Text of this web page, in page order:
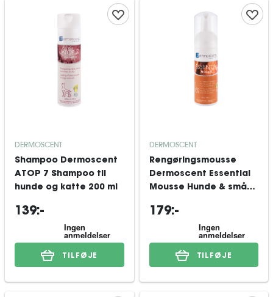
DERMOSCENT
Shampoo Dermoscent
ATOP 7 Shampoo til
hunde og katte 200 ml
139:-
TILFØJE
DERMOSCENT
Rengøringsmousse
Dermoscent Essential
Mousse Hunde & små
179:-
TILFØJE